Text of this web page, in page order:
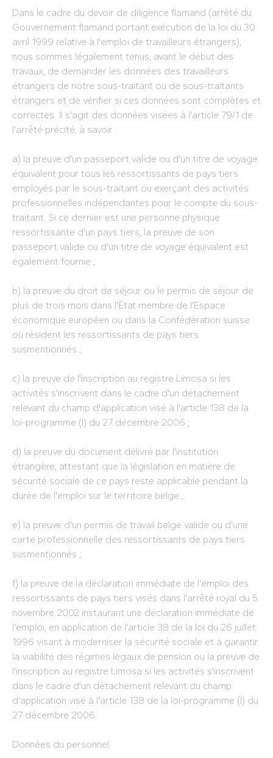
Dans le cadre du devoir de diligence flamand (arrêté du
Gouvernement flamand portant exécution de la loi du 30
avril 1999 relative à l'emploi de travailleurs étrangers),
nous sommes légalement tenus, avant le début des
travaux, de demander les données des travailleurs
étrangers de notre sous-traitant ou de sous-traitants
étrangers et de vérifier si ces données sont complètes et
correctes. Il s'agit des données visées à l'article 79/1 de
l'arrêté précité, à savoir :
a) la preuve d'un passeport valide ou d'un titre de voyage
équivalent pour tous les ressortissants de pays tiers
employés par le sous-traitant ou exerçant des activités
professionnelles indépendantes pour le compte du sous-
traitant. Si ce dernier est une personne physique
ressortissante d'un pays tiers, la preuve de son
passeport valide ou d'un titre de voyage équivalent est
également fournie ;
b) la preuve du droit de séjour ou le permis de séjour de
plus de trois mois dans l'État membre de l'Espace
économique européen ou dans la Confédération suisse
où résident les ressortissants de pays tiers
susmentionnés ;
c) la preuve de l'inscription au registre Limosa si les
activités s'inscrivent dans le cadre d'un détachement
relevant du champ d'application visé à l'article 138 de la
loi-programme (I) du 27 décembre 2006 ;
d) la preuve du document délivré par l'institution
étrangère, attestant que la législation en matière de
sécurité sociale de ce pays reste applicable pendant la
durée de l'emploi sur le territoire belge ;
e) la preuve d'un permis de travail belge valide ou d'une
carte professionnelle des ressortissants de pays tiers
susmentionnés ;
f) la preuve de la déclaration immédiate de l'emploi des
ressortissants de pays tiers visés dans l'arrêté royal du 5
novembre 2002 instaurant une déclaration immédiate de
l'emploi, en application de l'article 38 de la loi du 26 juillet
1996 visant à moderniser la sécurité sociale et à garantir
la viabilité des régimes légaux de pension ou la preuve de
l'inscription au registre Limosa si les activités s'inscrivent
dans le cadre d'un détachement relevant du champ
d'application visé à l'article 138 de la loi-programme (I) du
27 décembre 2006.
Données du personnel